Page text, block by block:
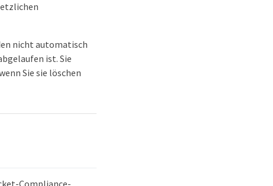
nicht automatisch
ist. Sie
Sie sie löschen
Compliance-